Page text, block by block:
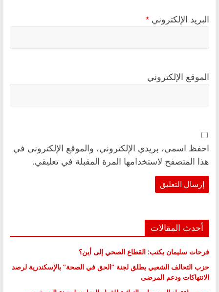
البريد الإلكتروني *
الموقع الإلكتروني
احفظ اسمي، بريدي الإلكتروني، والموقع الإلكتروني في
هذا المتصفح لاستخدامها المرة المقبلة في تعليقي.
أحدث المقالات
فرحات سليمان يكتب: القطاع الصحي إلى أين؟
حزب التحالف الشعبي يطلق لجنة “الحق في الصحة” بالإسكندرية لرصد
الانتهاكات ودعم المرضى